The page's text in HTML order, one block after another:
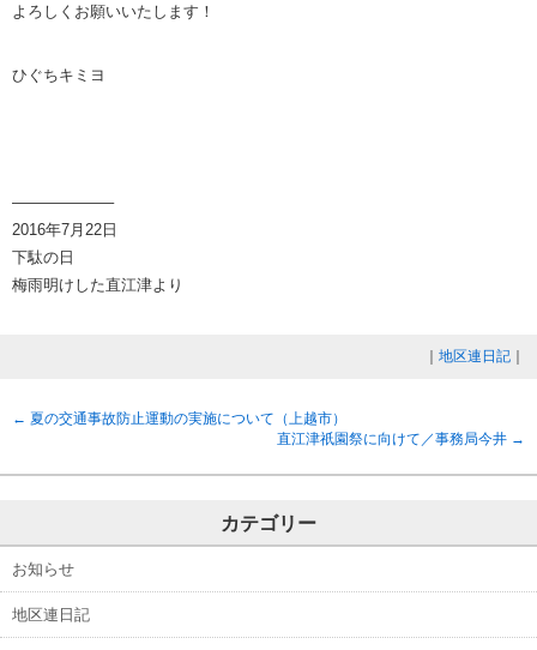
よろしくお願いいたします！
ひぐちキミヨ
——————–
2016年7月22日
下駄の日
梅雨明けした直江津より
地区連日記
← 夏の交通事故防止運動の実施について（上越市）
直江津祇園祭に向けて／事務局今井 →
カテゴリー
お知らせ
地区連日記